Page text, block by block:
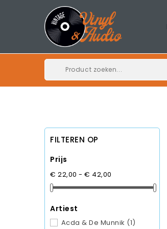
FILTEREN OP
Prijs
€ 22,00 - € 42,00
Artiest
Acda & De Munnik (1)